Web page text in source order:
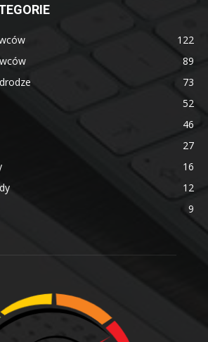
122
89
73
52
46
27
16
12
9